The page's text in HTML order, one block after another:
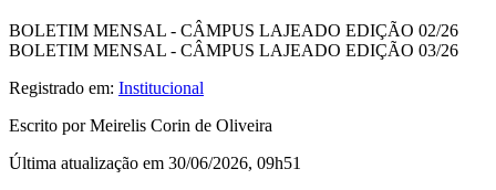
BOLETIM MENSAL - CÂMPUS LAJEADO EDIÇÃO 02/26
BOLETIM MENSAL - CÂMPUS LAJEADO EDIÇÃO 03/26
Registrado em: Institucional
Escrito por Meirelis Corin de Oliveira
Última atualização em 30/06/2026, 09h51